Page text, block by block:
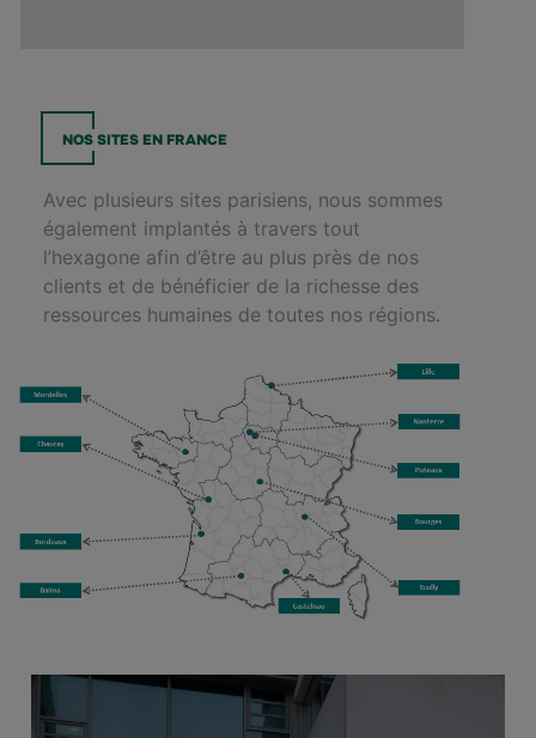
NOS SITES EN FRANCE
Avec plusieurs sites parisiens, nous sommes
également implantés à travers tout
l’hexagone afin d’être au plus près de nos
clients et de bénéficier de la richesse des
ressources humaines de toutes nos régions.